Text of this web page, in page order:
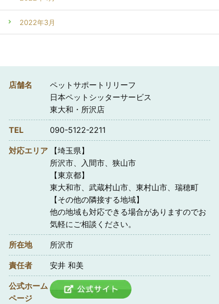
2022年3月
店舗名
ペットサポートリリーフ
日本ペットシッターサービス
東大和・所沢店
TEL 090-5122-2211
対応エリア
【埼玉県】
所沢市、入間市、狭山市
【東京都】
東大和市、武蔵村山市、東村山市、瑞穂町
【その他の隣接する地域】
他の地域も対応できる場合がありますのでお
気軽にご相談ください。
所在地 所沢市
責任者 安井 和美
公式ホーム
ページ